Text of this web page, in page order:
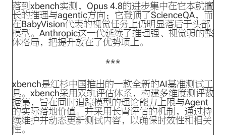
落到xbench实测，Opus 4.8的进步集中在它本就擅
长的推理与agentic方向：它登顶了ScienceQA，而
在BabyVision代表的视觉任务上仍明显落后于头部
模型。Anthropic这一代延续了推理强、视觉弱的整
体格局，把提升放在了优势项上。
xbench是红杉中国推出的一款全新的AI基准测试工
具。xbench采用双轨评估体系，构建多维度测评数
据集，旨在同时追踪模型的理论能力上限与Agent
的实际落地价值。并采用长青评估的机制，通过持
续维护并动态更新测试内容，以确保时效性和相关
性。